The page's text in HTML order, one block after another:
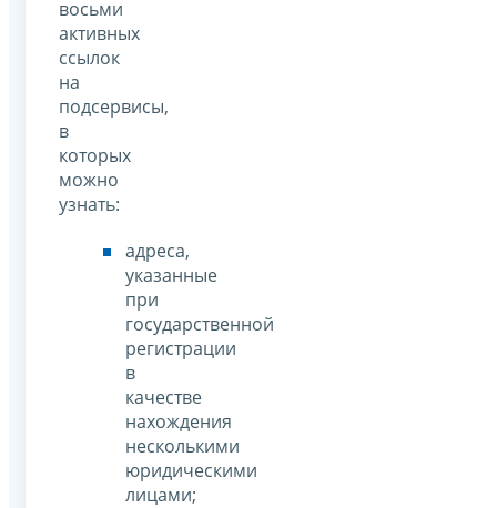
восьми
активных
ссылок
на
подсервисы,
в
которых
можно
узнать:
адреса,
указанные
при
государственной
регистрации
в
качестве
нахождения
несколькими
юридическими
лицами;